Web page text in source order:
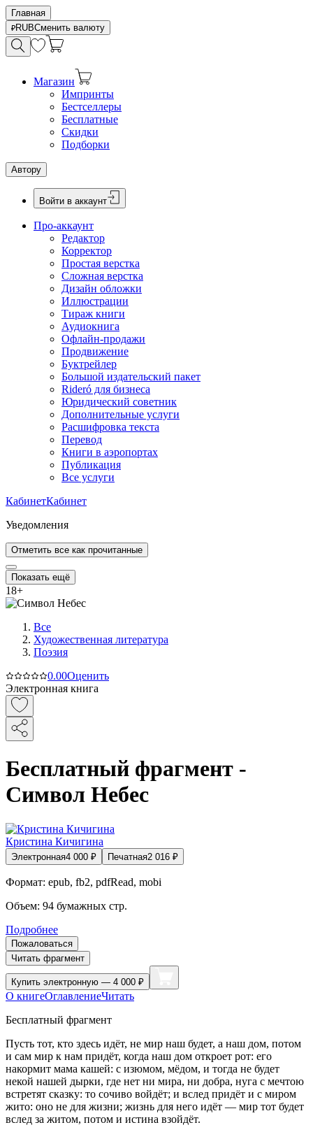
Главная
RUBСменить валюту
Магазин
Импринты
Бестселлеры
Бесплатные
Скидки
Подборки
Автору
Войти в аккаунт
Про-аккаунт
Редактор
Корректор
Простая верстка
Сложная верстка
Дизайн обложки
Иллюстрации
Тираж книги
Аудиокнига
Офлайн-продажи
Продвижение
Буктрейлер
Большой издательский пакет
Rideró для бизнеса
Юридический советник
Дополнительные услуги
Расшифровка текста
Перевод
Книги в аэропортах
Публикация
Все услуги
КабинетКабинет
Уведомления
Отметить все как прочитанные
Показать ещё
18+
Все
Художественная литература
Поэзия
0.00Оценить
Электронная книга
Бесплатный фрагмент -
Символ Небес
Кристина Кичигина
Электронная4 000 ₽ Печатная2 016 ₽
Формат: epub, fb2, pdfRead, mobi
Объем: 94 бумажных стр.
Подробнее
Пожаловаться
Читать фрагмент
Купить электронную — 4 000 ₽
О книгеОглавлениеЧитать
Бесплатный фрагмент
Пусть тот, кто здесь идёт, не мир наш будет, а наш дом, потом
и сам мир к нам придёт, когда наш дом откроет рот: его
накормит мама кашей: с изюмом, мёдом, и тогда не будет
некой нашей дырки, где нет ни мира, ни добра, нуга с мечтою
встретят сказку: то сочиво войдёт; и вслед придёт и с миром
жито: оно не для жизни; жизнь для него идёт — мир тот будет
вслед за житом, потом и истина взойдёт.